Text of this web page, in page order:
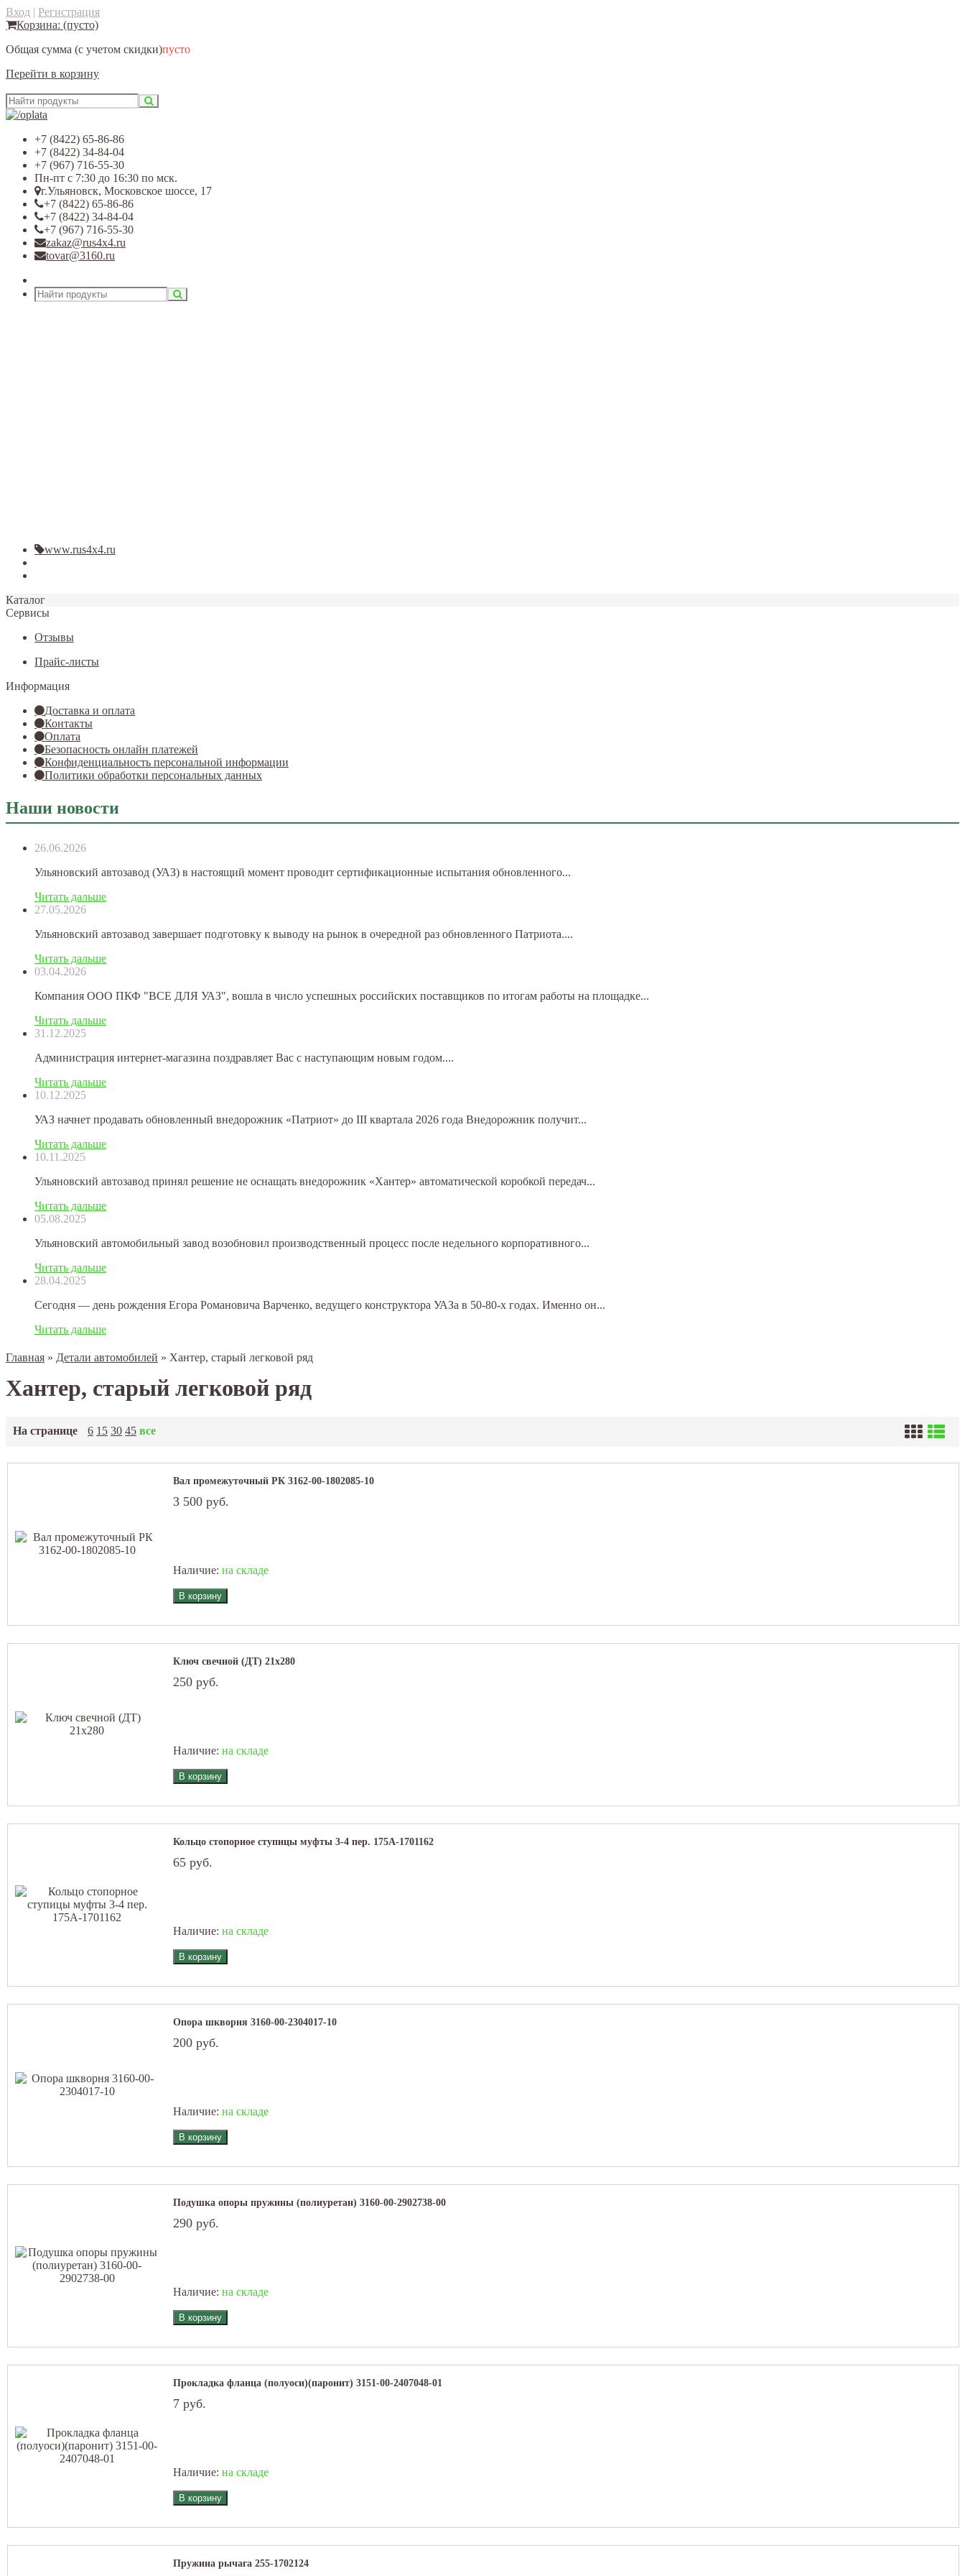
Вход | Регистрация
Корзина: (пусто)
Общая сумма (с учетом скидки)пусто
Перейти в корзину
+7 (8422) 65-86-86
+7 (8422) 34-84-04
+7 (967) 716-55-30
Пн-пт с 7:30 до 16:30 по мск.
г.Ульяновск, Московское шоссе, 17
+7 (8422) 65-86-86
+7 (8422) 34-84-04
+7 (967) 716-55-30
zakaz@rus4x4.ru
tovar@3160.ru
www.rus4x4.ru
Каталог
Сервисы
Отзывы
Прайс-листы
Информация
Доставка и оплата
Контакты
Оплата
Безопасность онлайн платежей
Конфиденциальность персональной информации
Политики обработки персональных данных
Наши новости
26.06.2026
Ульяновский автозавод (УАЗ) в настоящий момент проводит сертификационные испытания обновленного...
Читать дальше
27.05.2026
Ульяновский автозавод завершает подготовку к выводу на рынок в очередной раз обновленного Патриота....
Читать дальше
03.04.2026
Компания ООО ПКФ "ВСЕ ДЛЯ УАЗ", вошла в число успешных российских поставщиков по итогам работы на площадке...
Читать дальше
31.12.2025
Администрация интернет-магазина поздравляет Вас с наступающим новым годом....
Читать дальше
10.12.2025
УАЗ начнет продавать обновленный внедорожник «Патриот» до III квартала 2026 года Внедорожник получит...
Читать дальше
10.11.2025
Ульяновский автозавод принял решение не оснащать внедорожник «Хантер» автоматической коробкой передач...
Читать дальше
05.08.2025
Ульяновский автомобильный завод возобновил производственный процесс после недельного корпоративного...
Читать дальше
28.04.2025
Сегодня — день рождения Егора Романовича Варченко, ведущего конструктора УАЗа в 50-80-х годах. Именно он...
Читать дальше
Главная » Детали автомобилей » Хантер, старый легковой ряд
Хантер, старый легковой ряд
На странице 6 15 30 45 все
Вал промежуточный РК 3162-00-1802085-10
3 500 руб.
Наличие: на складе
Ключ свечной (ДТ) 21х280
250 руб.
Наличие: на складе
Кольцо стопорное ступицы муфты 3-4 пер. 175А-1701162
65 руб.
Наличие: на складе
Опора шкворня 3160-00-2304017-10
200 руб.
Наличие: на складе
Подушка опоры пружины (полиуретан) 3160-00-2902738-00
290 руб.
Наличие: на складе
Прокладка фланца (полуоси)(паронит) 3151-00-2407048-01
7 руб.
Наличие: на складе
Пружина рычага 255-1702124